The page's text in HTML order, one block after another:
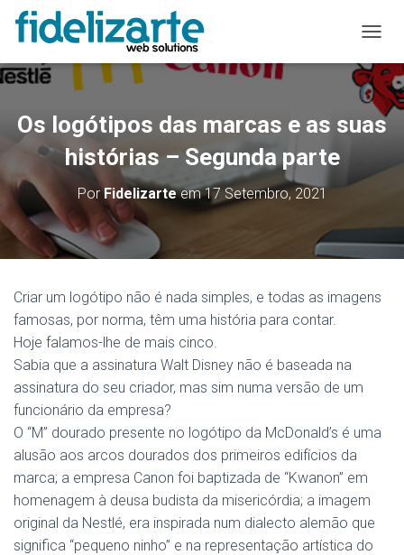
L
T
E
N
Ç
Os logótipos das marcas e as suas
histórias – Segunda parte
PorFidelizarteem17 Setembro, 2021
Criar um logótipo não é nada simples, e todas as imagens
famosas, por norma, têm uma história para contar.
Hoje falamos-lhe de mais cinco.
Sabia que a assinatura Walt Disney não é baseada na
assinatura do seu criador, mas sim numa versão de um
funcionário da empresa?
O “M” dourado presente no logótipo da McDonald’s é uma
alusão aos arcos dourados dos primeiros edifícios da
marca; a empresa Canon foi baptizada de “Kwanon” em
homenagem à deusa budista da misericórdia; a imagem
original da Nestlé, era inspirada num dialecto alemão que
significa “pequeno ninho” e na representação artística do